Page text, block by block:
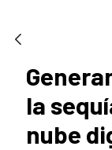
la
nube